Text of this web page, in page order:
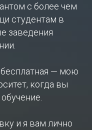
с более чем
студентам в
заведения
— мою
когда вы
и я вам лично